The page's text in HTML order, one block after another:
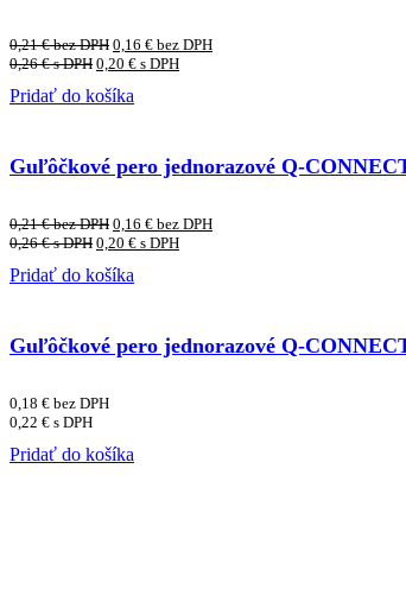
0,21€bez DPH 0,16 € bez DPH
0,26€s DPH 0,20 € s DPH
Pridať do košíka
Guľôčkové pero jednorazové Q-
0,21€bez DPH 0,16 € bez DPH
0,26€s DPH 0,20 € s DPH
Pridať do košíka
Guľôčkové pero jednorazové Q-
0,18 € bez DPH
0,22 € s DPH
Pridať do košíka